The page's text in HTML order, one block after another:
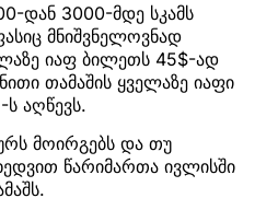
დან 3000-მდე სკამს
მნიშვნელოვნად
იაფ ბილეთს 45$-ად
თამაშის ყველაზე იაფი
აღწევს.
მოირგებს და თუ
წარიმართა ივლისში